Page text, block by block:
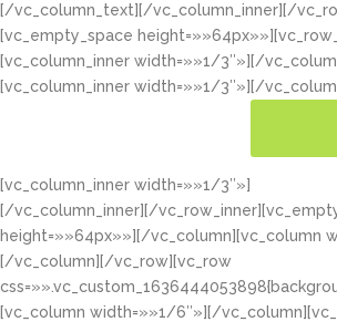
[/vc_column_text][/vc_column_inner][/
[vc_empty_space
[vc_column_inner width=»»1/3″»][/
[vc_column_inner width=»»1/3″»][/
[vc_column_inner width=»»1/3″»]
[/vc_column_inner][/
height=»»64px»»][/vc_column][vc_column
[/vc_column][/vc_row][vc_row
[vc_column width=»»1/6″»][/